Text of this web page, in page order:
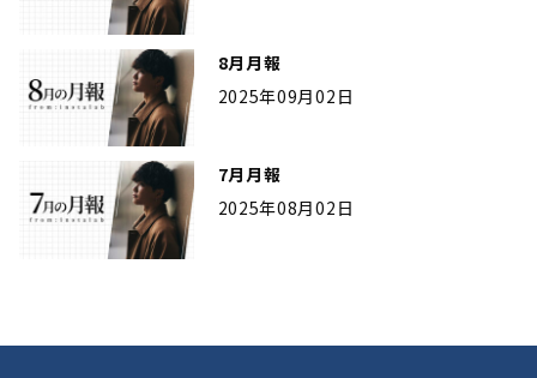
8月月報
2025年09月02日
7月月報
2025年08月02日